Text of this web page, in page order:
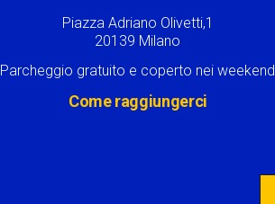
Piazza Adriano Olivetti,1
20139 Milano
Parcheggio gratuito e coperto nei weekend
Come raggiungerci